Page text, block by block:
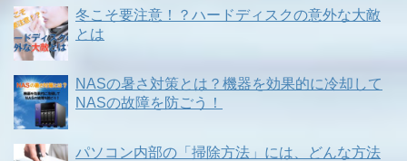
冬こそ要注意！？ハードディスクの意外な大敵
とは
NASの暑さ対策とは？機器を効果的に冷却して
NASの故障を防ごう！
パソコン内部の「掃除方法」には、どんな方法